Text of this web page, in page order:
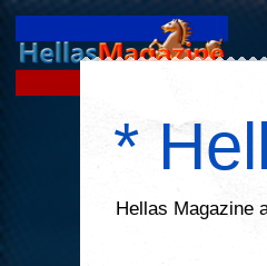
*
Ηellas Μagazine